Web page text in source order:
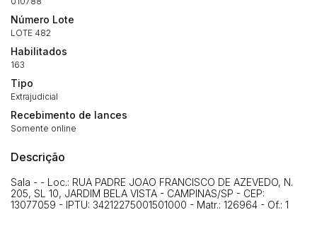
Número Lote
LOTE 482
Habilitados
163
Tipo
Extrajudicial
Recebimento de lances
Somente online
Descrição
Sala - - Loc.: RUA PADRE JOAO FRANCISCO DE AZEVEDO, N.
205, SL 10, JARDIM BELA VISTA - CAMPINAS/SP - CEP:
13077059 - IPTU: 34212275001501000 - Matr.: 126964 - Of.: 1
Clique aqui para fazer login